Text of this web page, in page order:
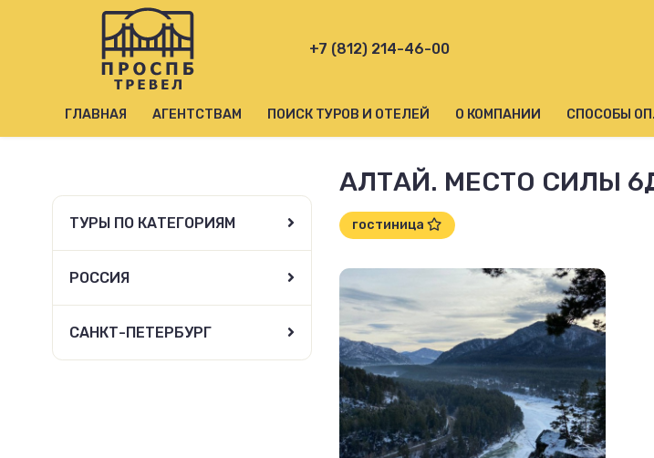
+7 (812) 214-46-00
ГЛАВНАЯ АГЕНТСТВАМ ПОИСК ТУРОВ И ОТЕЛЕЙ О КОМПАНИИ СПОСОБЫ
ТУРЫ ПО КАТЕГОРИЯМ
РОССИЯ
САНКТ-ПЕТЕРБУРГ
АЛТАЙ. МЕСТО СИЛЫ
гостиница